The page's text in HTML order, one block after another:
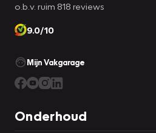
o.b.v. ruim 818 reviews
9.0/10
Mijn Vakgarage
Onderhoud